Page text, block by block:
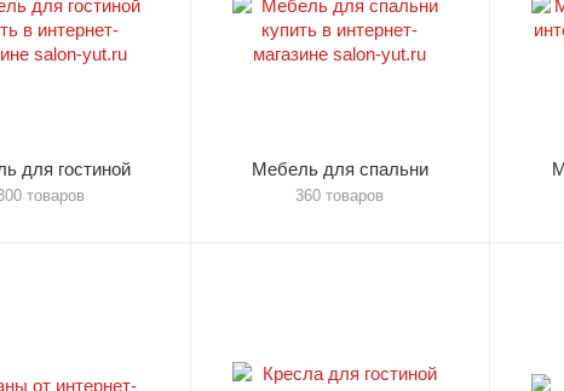
для гостиной
товаров
Мебель для спальни
360 товаров